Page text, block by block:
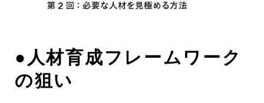
●人材育成フレームワーク
の狙い